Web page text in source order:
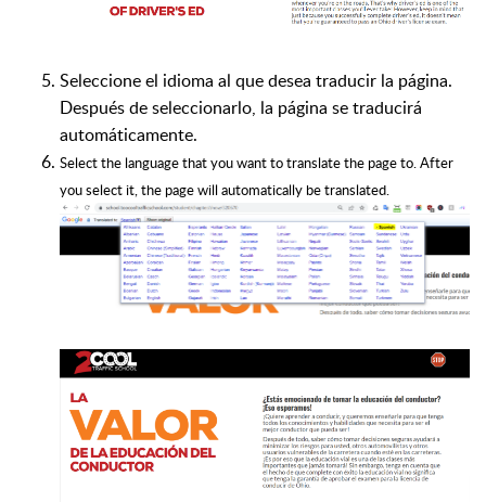
Seleccione el idioma al que desea traducir la página.
Después de seleccionarlo, la página se traducirá
automáticamente.
Select the language that you want to translate the page to. After
you select it, the page will automatically be translated.